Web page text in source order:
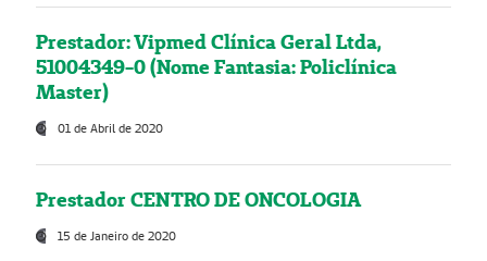
Prestador: Vipmed Clínica Geral Ltda,
51004349-0 (Nome Fantasia: Policlínica
Master)
01 de Abril de 2020
Prestador CENTRO DE ONCOLOGIA
15 de Janeiro de 2020